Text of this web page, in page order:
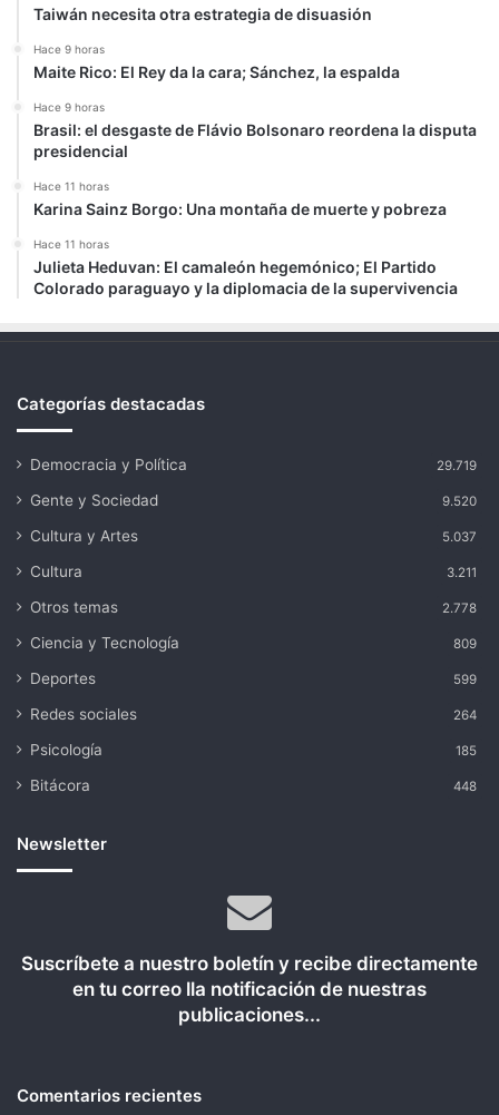
Taiwán necesita otra estrategia de disuasión
Hace 9 horas
Maite Rico: El Rey da la cara; Sánchez, la espalda
Hace 9 horas
Brasil: el desgaste de Flávio Bolsonaro reordena la disputa
presidencial
Hace 11 horas
Karina Sainz Borgo: Una montaña de muerte y pobreza
Hace 11 horas
Julieta Heduvan: El camaleón hegemónico; El Partido
Colorado paraguayo y la diplomacia de la supervivencia
Categorías destacadas
Democracia y Política 29.719
Gente y Sociedad 9.520
Cultura y Artes 5.037
Cultura 3.211
Otros temas 2.778
Ciencia y Tecnología 809
Deportes 599
Redes sociales 264
Psicología 185
Bitácora 448
Newsletter
Suscríbete a nuestro boletín y recibe directamente
en tu correo lla notificación de nuestras
publicaciones...
Comentarios recientes